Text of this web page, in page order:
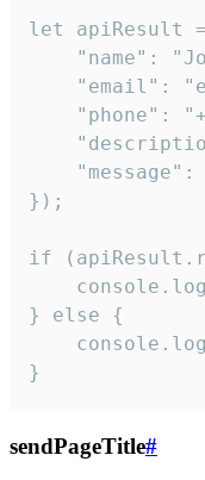
let apiResult
"name":
"email":
"phone":
"message":
});
if
} else {
}
sendPageTitle#